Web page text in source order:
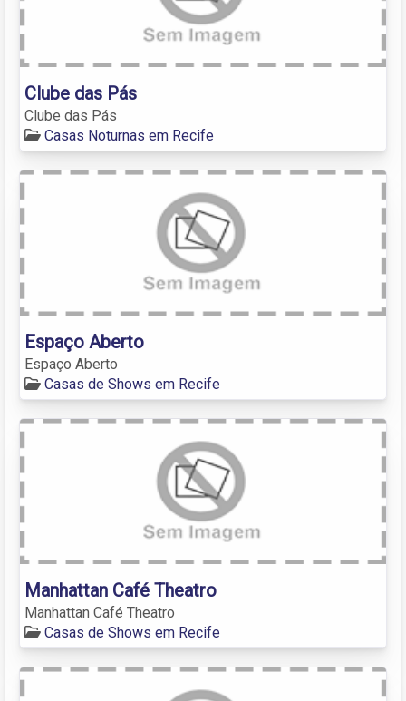
Clube das Pás
Clube das Pás
Casas Noturnas em Recife
Espaço Aberto
Espaço Aberto
Casas de Shows em Recife
Manhattan Café Theatro
Manhattan Café Theatro
Casas de Shows em Recife